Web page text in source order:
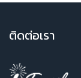
ติดต่อเรา